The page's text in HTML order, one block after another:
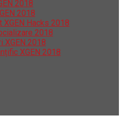
2018
2018
XGEN Hacks 2018
2018
XGEN 2018
XGEN 2018